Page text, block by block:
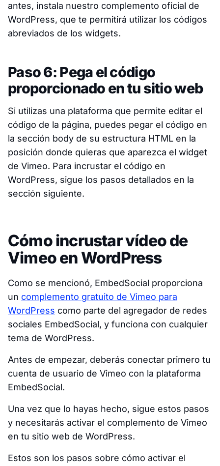
antes, instala nuestro complemento oficial de
WordPress, que te permitirá utilizar los códigos
abreviados de los widgets.
Paso 6: Pega el código
proporcionado en tu sitio web
Si utilizas una plataforma que permite editar el
código de la página, puedes pegar el código en
la sección body de su estructura HTML en la
posición donde quieras que aparezca el widget
de Vimeo. Para incrustar el código en
WordPress, sigue los pasos detallados en la
sección siguiente.
Cómo incrustar vídeo de
Vimeo en WordPress
Como se mencionó, EmbedSocial proporciona
un complemento gratuito de Vimeo para
WordPress como parte del agregador de redes
sociales EmbedSocial, y funciona con cualquier
tema de WordPress.
Antes de empezar, deberás conectar primero tu
cuenta de usuario de Vimeo con la plataforma
EmbedSocial.
Una vez que lo hayas hecho, sigue estos pasos
y necesitarás activar el complemento de Vimeo
en tu sitio web de WordPress.
Estos son los pasos sobre cómo activar el